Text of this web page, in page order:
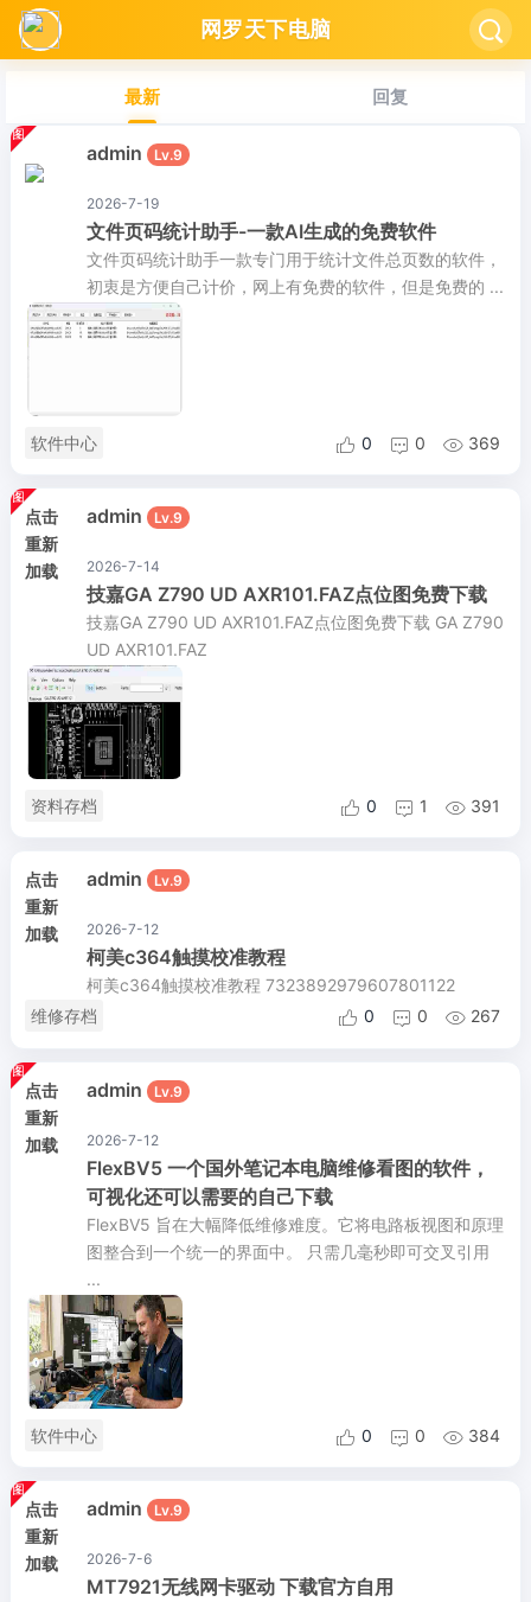
网罗天下电脑 
最新 回复
admin Lv.9
2026-7-19
文件页码统计助手-一款AI生成的免费软件
文件页码统计助手一款专门用于统计文件总页数的软件，
初衷是方便自己计价，网上有免费的软件，但是免费的 ...
软件中心  0  0  369
点击
重新
加载
admin Lv.9
2026-7-14
技嘉GA Z790 UD AXR101.FAZ点位图免费下载
技嘉GA Z790 UD AXR101.FAZ点位图免费下载 GA Z790
UD AXR101.FAZ
资料存档  0  1  391
点击
重新
加载
admin Lv.9
2026-7-12
柯美c364触摸校准教程
柯美c364触摸校准教程 7323892979607801122
维修存档
 0  0  267
点击
重新
加载
admin Lv.9
2026-7-12
FlexBV5 一个国外笔记本电脑维修看图的软件，
可视化还可以需要的自己下载
FlexBV5 旨在大幅降低维修难度。它将电路板视图和原理
图整合到一个统一的界面中。 只需几毫秒即可交叉引用
...
软件中心  0  0  384
点击
重新
加载
admin Lv.9
2026-7-6
MT7921无线网卡驱动 下载官方自用